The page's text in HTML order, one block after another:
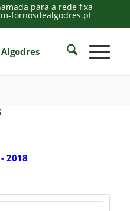
para a rede fixa
fornosdealgodres.pt
2018